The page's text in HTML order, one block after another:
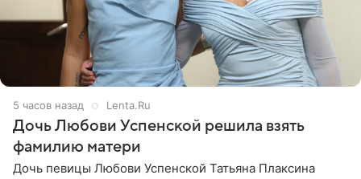
5 часов назад Lenta.Ru
Дочь Любови Успенской решила взять
фамилию матери
Дочь певицы Любови Успенской Татьяна Плаксина